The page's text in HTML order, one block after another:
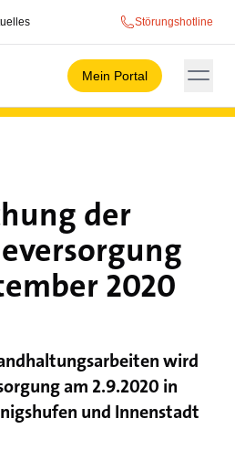
Störungshotline
Mein Portal
der
2020
wird
am 2.9.2020 in
und Innenstadt